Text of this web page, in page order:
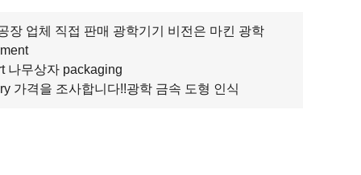
장 업체 직접 판매 광학기기 비전은 마킨 광학
나무상자 packaging
가격을 조사합니다!!광학 금속 도형 인식